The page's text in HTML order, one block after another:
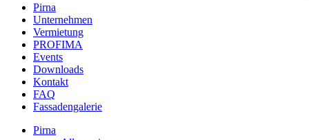
Pirna
Unternehmen
Vermietung
PROFIMA
Events
Downloads
Kontakt
FAQ
Fassadengalerie
Pirna